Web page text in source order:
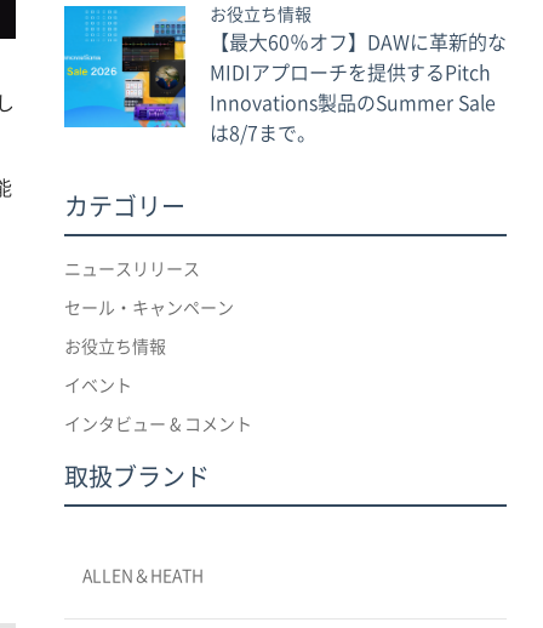
お役立ち情報
【最大60％オフ】DAWに革新的な
MIDIアプローチを提供するPitch
Innovations製品のSummer Sale
は8/7まで。
カテゴリー
ニュースリリース
セール・キャンペーン
お役立ち情報
イベント
インタビュー & コメント
取扱ブランド
ALLEN＆HEATH